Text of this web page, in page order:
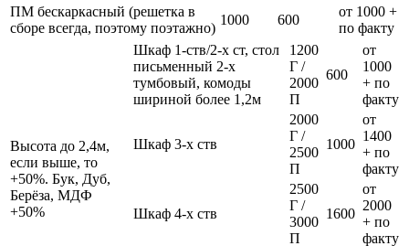
ПМ бескаркасный (решетка в
сборе всегда, поэтому поэтажно)
1000 600
от 1000 +
по факту
Высота до 2,4м,
если выше, то
+50%. Бук, Дуб,
Берёза, МДФ
+50%
Шкаф 1-ств/2-х ст, стол
письменный 2-х
тумбовый, комоды
шириной более 1,2м
1200
Г /
2000
П
600
от
1000
+ по
факту
Шкаф 3-х ств
2000
Г /
2500
П
1000
от
1400
+ по
факту
Шкаф 4-х ств
2500
Г /
3000
П
1600
от
2000
+ по
факту